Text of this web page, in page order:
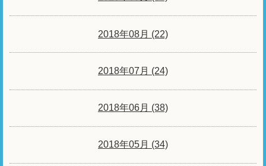
2018年08月 (22)
2018年07月 (24)
2018年06月 (38)
2018年05月 (34)